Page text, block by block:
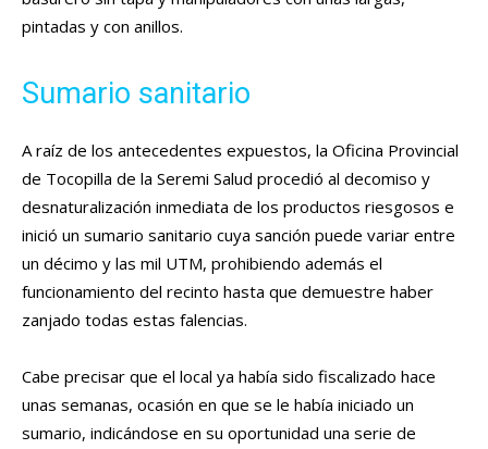
pintadas y con anillos.
Sumario sanitario
A raíz de los antecedentes expuestos, la Oficina Provincial
de Tocopilla de la Seremi Salud procedió al decomiso y
desnaturalización inmediata de los productos riesgosos e
inició un sumario sanitario cuya sanción puede variar entre
un décimo y las mil UTM, prohibiendo además el
funcionamiento del recinto hasta que demuestre haber
zanjado todas estas falencias.
Cabe precisar que el local ya había sido fiscalizado hace
unas semanas, ocasión en que se le había iniciado un
sumario, indicándose en su oportunidad una serie de